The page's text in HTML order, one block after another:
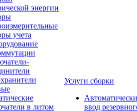
энергии
учета
в литом
Услуги сборки
ввод